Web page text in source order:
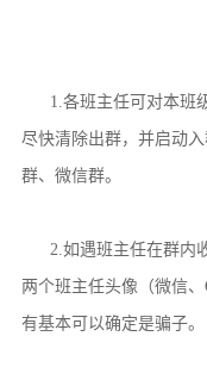
1.各班主任可对本班
尽快清除出群，并启动
群、微信群。
2.如遇班主任在群内
两个班主任头像（微信
有基本可以确定是骗子。